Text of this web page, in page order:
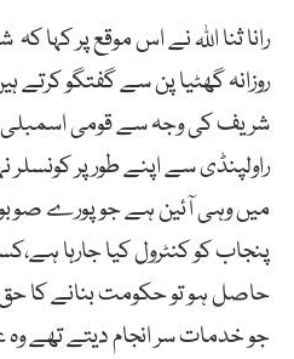
رانا ثنا اللہ نے اس موقع پر کہا
روزانہ گھٹیا پن سے گفتگو کرتے
شریف کی وجہ سے قومی اسمبلی
راولپنڈی سے اپنے طور پر
میں وہی آئین ہے جو پورے
پنجاب کو کنٹرول کیا جارہا
حاصل ہو تو حکومت بنانے کا
جو خدمات سر انجام دیتے تھے